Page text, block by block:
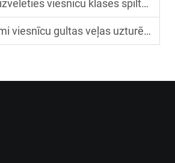
viesnīcu klases spiltena pārvalkus komfortam un izturībai
veļas uzturēšanai, lai pagarinātu tās kalpošanas laiku un saglabātu svaigumu